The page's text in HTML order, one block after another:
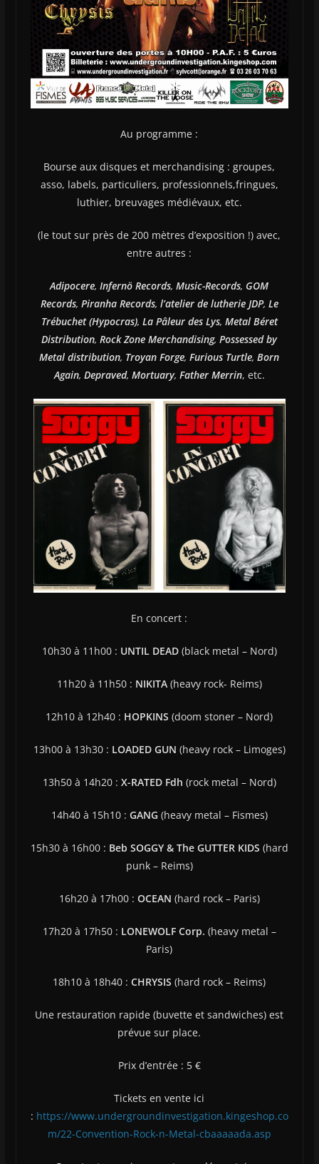
Au programme :
Bourse aux disques et merchandising : groupes,
asso, labels, particuliers, professionnels,fringues,
luthier, breuvages médiévaux, etc.
(le tout sur près de 200 mètres d’exposition !) avec,
entre autres :
Adipocere,Infernö Records,Music-Records, GOM
Records, Piranha Records, l’atelier de lutherie JDP, Le
Trébuchet (Hypocras), La Pâleur des Lys, Metal Béret
Distribution,Rock Zone Merchandising,Possessed by
Metal distribution, Troyan Forge,Furious Turtle,Born
Again, Depraved, Mortuary, Father Merrin, etc.
En concert :
10h30 à 11h00 : UNTIL DEAD(black metal – Nord)
11h20 à 11h50 : NIKITA(heavy rock- Reims)
12h10 à 12h40 : HOPKINS (doom stoner – Nord)
13h00 à 13h30 : LOADED GUN (heavy rock – Limoges)
13h50 à 14h20 : X-RATED Fdh (rock metal – Nord)
14h40 à 15h10 : GANG (heavy metal – Fismes)
15h30 à 16h00 : Beb SOGGY & The GUTTER KIDS (hard
punk – Reims)
16h20 à 17h00 : OCEAN (hard rock – Paris)
17h20 à 17h50 : LONEWOLF Corp. (heavy metal –
Paris)
18h10 à 18h40 :CHRYSIS (hard rock – Reims)
Une restauration rapide (buvette et sandwiches) est
prévue sur place.
Prix d’entrée : 5 €
Tickets en vente ici
: https://www.undergroundinvestigation.kingeshop.co
m/22-Convention-Rock-n-Metal-cbaaaaada.asp